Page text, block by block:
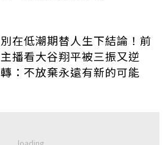
別在低潮期替人生下結論！前
主播看大谷翔平被三振又逆
轉：不放棄永遠有新的可能